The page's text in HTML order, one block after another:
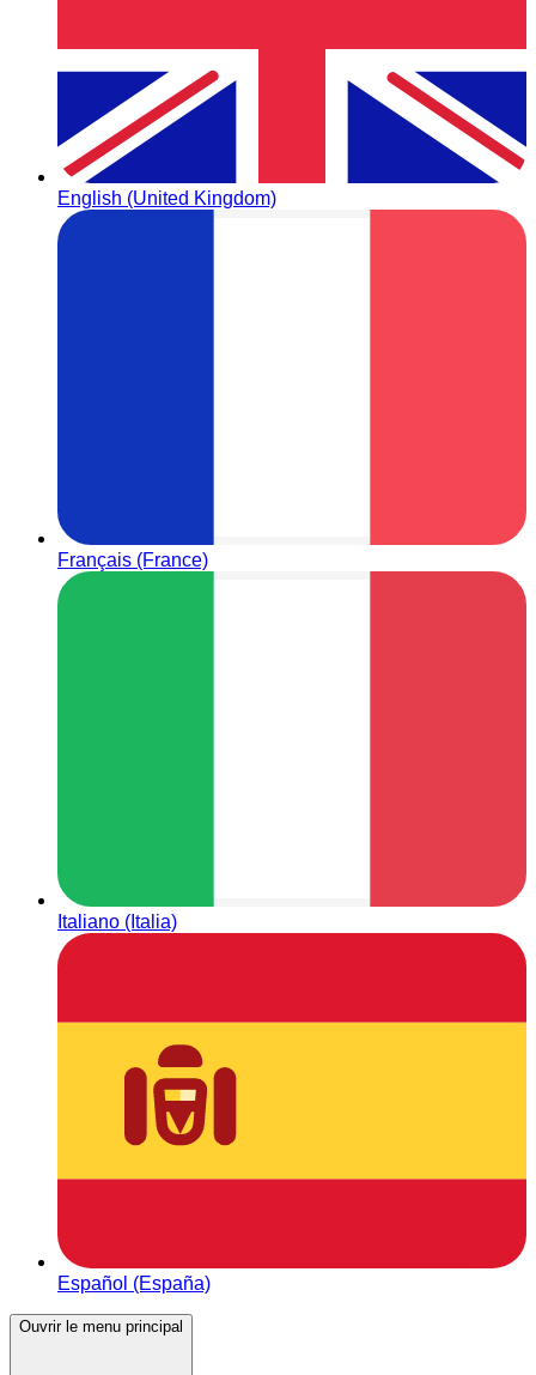
English (United Kingdom)
Français (France)
Italiano (Italia)
Español (España)
Ouvrir le menu principal